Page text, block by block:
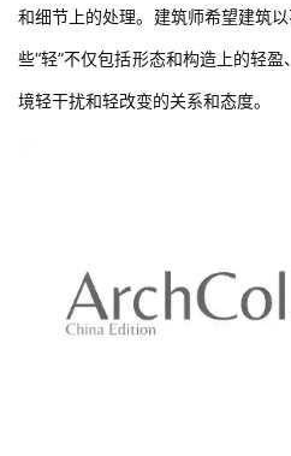
和细节上的处理。建筑师希望建筑
些“轻”不仅包括形态和构造上的轻
境轻干扰和轻改变的关系和态度。